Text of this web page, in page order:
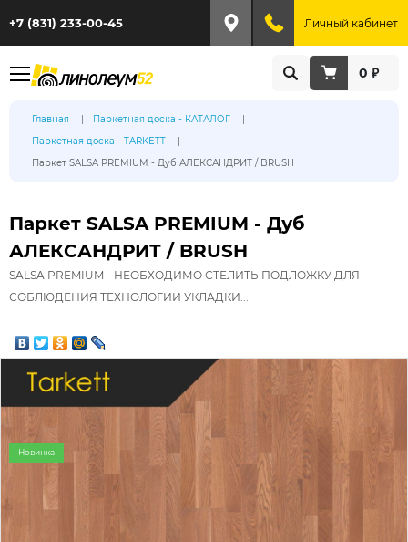
+7 (831) 233-00-45 Личный кабинет
0 ₽
Главная
Паркетная доска - КАТАЛОГ
Паркетная доска - TARKETT
Паркет SALSA PREMIUM - Дуб АЛЕКСАНДРИТ / BRUSH
Паркет SALSA PREMIUM - Дуб
АЛЕКСАНДРИТ / BRUSH
SALSA PREMIUM - НЕОБХОДИМО СТЕЛИТЬ ПОДЛОЖКУ ДЛЯ
СОБЛЮДЕНИЯ ТЕХНОЛОГИИ УКЛАДКИ...
Новинка